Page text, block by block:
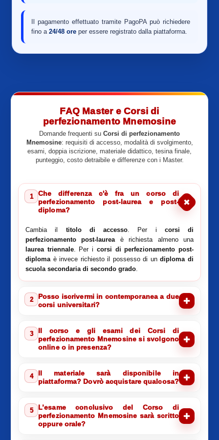
Il pagamento effettuato tramite PagoPA può richiedere
fino a 24/48 ore per essere registrato dalla piattaforma.
FAQ Master e Corsi di
perfezionamento Mnemosine
Domande frequenti su Corsi di perfezionamento
Mnemosine: requisiti di accesso, modalità di svolgimento,
esami, doppia iscrizione, materiale didattico, tesina finale,
punteggio, costo detraibile e differenze con i Master.
1
Che differenza c'è fra un corso di
perfezionamento post-laurea e post-
diploma?
Cambia il titolo di accesso. Per i corsi di
perfezionamento post-laureaè richiesta almeno una
laurea triennale. Per i corsi di perfezionamento post-
diplomaè invece richiesto il possesso di undiploma di
scuola secondaria di secondo grado.
2
Posso iscrivermi in contemporanea a due
corsi universitari?
3
Il corso e gli esami dei Corsi di
perfezionamento Mnemosine si svolgono
online o in presenza?
4
Il materiale sarà disponibile in
piattaforma? Dovrò acquistare qualcosa?
5
L’esame conclusivo del Corso di
perfezionamento Mnemosine sarà scritto
oppure orale?